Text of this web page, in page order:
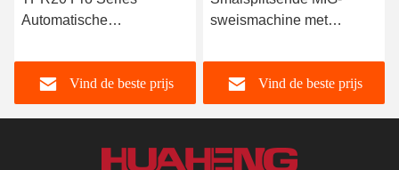
Automatische
Buis/Buisplaat
Vind de beste prijs
sweismachine met
Vind de beste prijs